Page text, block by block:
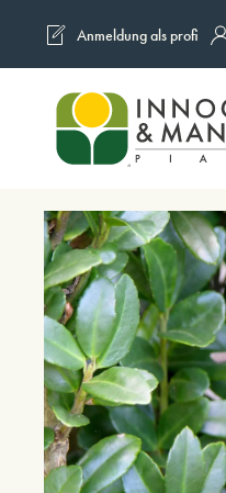
Skip to main content
Anmeldung als profi